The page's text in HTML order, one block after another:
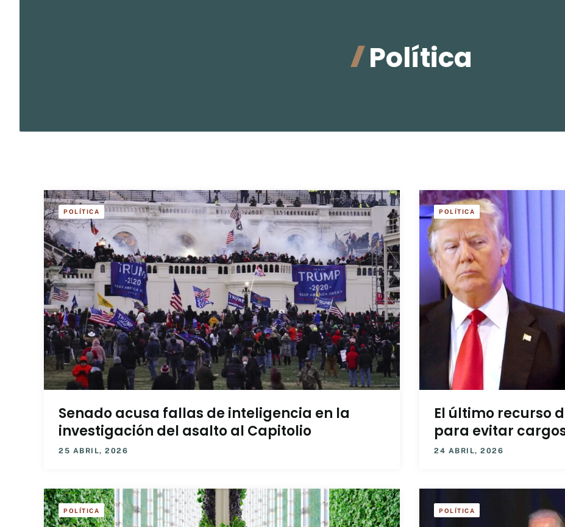
Política
POLÍTICA
Senado acusa fallas de inteligencia en la
investigación del asalto al Capitolio
25 ABRIL, 2026
POLÍTICA
El último recurso
para evitar
24 ABRIL, 2026
POLÍTICA POLÍTICA